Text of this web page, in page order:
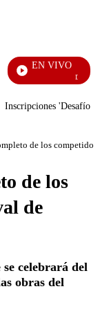
EN VIVO
Diario De
Inscripciones 'Desafío'
de los
de los
de
celebrará del
obras del